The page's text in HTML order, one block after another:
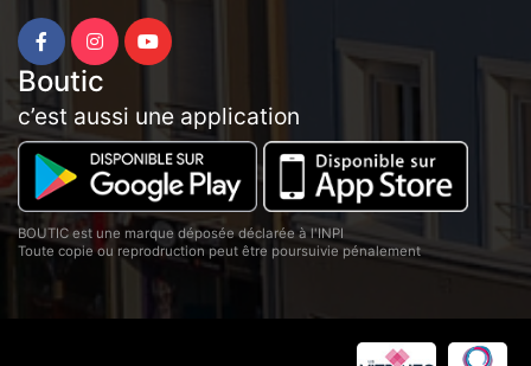
Boutic
c’est aussi une application
BOUTIC est une marque déposée déclarée à l'INPI
Toute copie ou reprodruction peut être poursuivie pénalement